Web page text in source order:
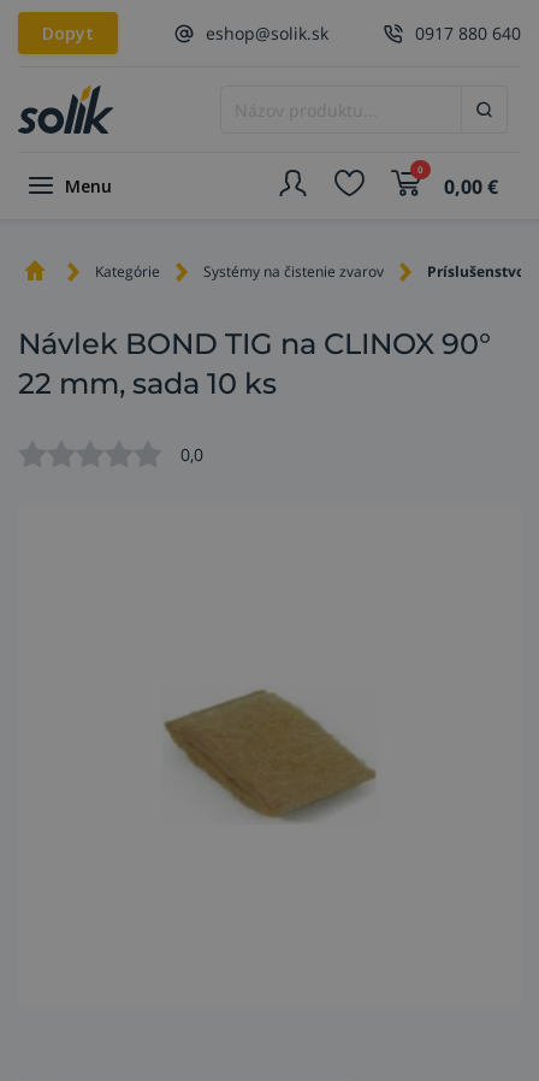
Dopyt eshop@solik.sk 0917 880 640
Menu
0
0,00€
Kategórie Systémy na čistenie zvarov Príslušenstvo
Návlek BOND TIG na CLINOX 90°
22 mm, sada 10 ks
0,0